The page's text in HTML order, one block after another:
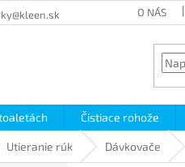
O NÁS
Čistiace rohože
Utieranie rúk Dávkovače